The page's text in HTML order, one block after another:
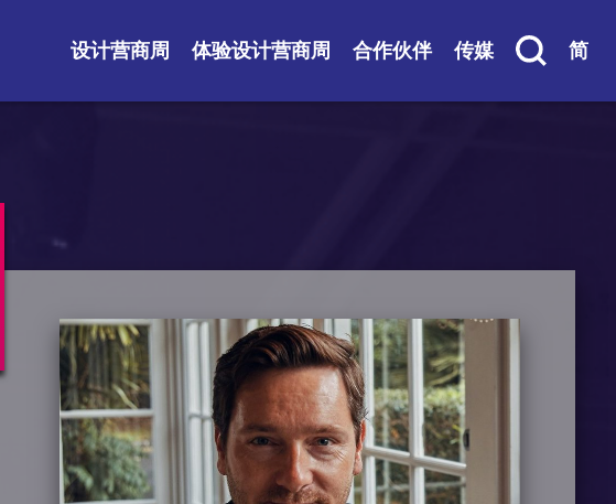
设计营商周 体验设计营商周 合作伙伴 传媒 简